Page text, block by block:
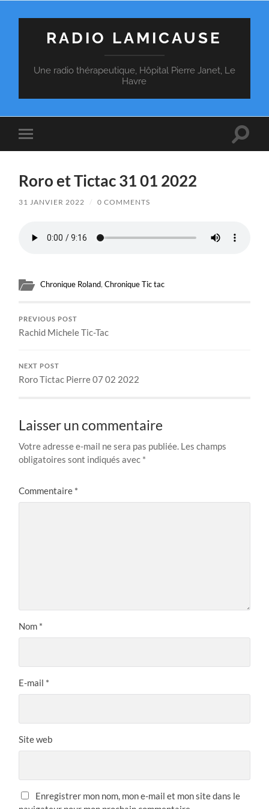
RADIO LAMICAUSE
Une radio thérapeutique, Hôpital Pierre Janet, Le
Havre
Toggle
mobile
Toggle
Roro et Tictac 31 01 2022
31 JANVIER 2022 / 0 COMMENTS
Chronique Roland,Chronique Tic tac
PREVIOUS POST
Rachid Michele Tic-Tac
NEXT POST
Roro Tictac Pierre 07 02 2022
Laisser un commentaire
Votre adresse e-mail ne sera pas publiée. Les champs
obligatoires sont indiqués avec *
Commentaire *
Nom *
E-mail *
Site web
Enregistrer mon nom, mon e-mail et mon site dans le